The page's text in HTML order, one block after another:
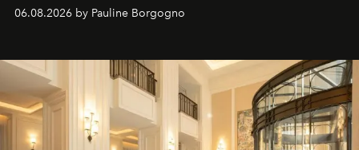
06.08.2026 by Pauline Borgogno